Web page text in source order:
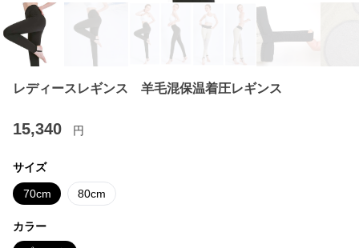
レディースレギンス 羊毛混保温着圧レギンス
15,340 円
サイズ
70cm 80cm
カラー